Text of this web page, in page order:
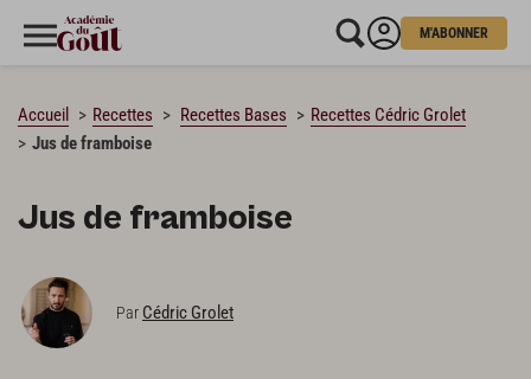
M'ABONNER
Accueil Recettes Recettes Bases
Recettes Cédric Grolet
Jus de framboise
Jus de framboise
Par Cédric Grolet
CHARGEMENT…